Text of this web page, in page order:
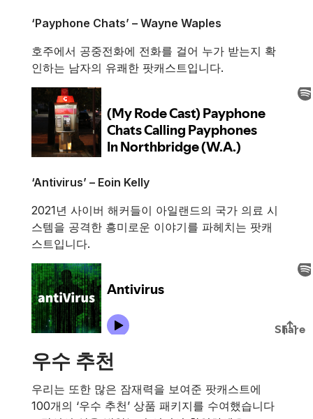
‘Payphone Chats’ – Wayne Waples
호주에서 공중전화에 전화를 걸어 누가 받는지 확
인하는 남자의 유쾌한 팟캐스트입니다.
‘Antivirus’ – Eoin Kelly
2021년 사이버 해커들이 아일랜드의 국가 의료 시
스템을 공격한 흥미로운 이야기를 파헤치는 팟캐
스트입니다.
우수 추천
우리는 또한 많은 잠재력을 보여준 팟캐스트에
100개의 ‘우수 추천’ 상품 패키지를 수여했습니다